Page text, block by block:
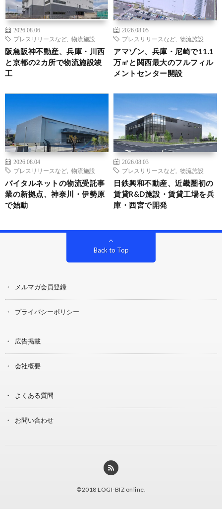
2026.08.06
プレスリリースなど
物流施設
阪急阪神不動産、兵庫・川西
と京都の2カ所で物流施設竣
工
2026.08.05
プレスリリースなど
物流施設
アマゾン、兵庫・尼崎で11.1
万㎡と関西最大のフルフィル
メントセンター開設
2026.08.04
プレスリリースなど
物流施設
バイタルネットの物流受託事
業の新拠点、神奈川・伊勢原
で始動
2026.08.03
プレスリリースなど
物流施設
日鉄興和不動産、近畿圏初の
賃貸R&D施設・賃貸工場を兵
庫・西宮で開発
Back to Top
メルマガ会員登録
プライバシーポリシー
広告掲載
会社概要
よくある質問
お問い合わせ
©2018 LOGI-BIZ online.